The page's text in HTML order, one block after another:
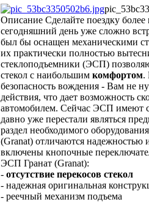
Описание Сделайте поездку
сегодняшний день уже сложно
был бы оснащен механическими
их практически полностью
стеклоподъемники (ЭСП)
стекол с наибольшим комфортом.
безопасность вождения - Вам не
действия, что дает возможность
автомобилем. Сейчас ЭСП имеют
давно уже перестали являться
раздел необходимого
(Granat) отличаются надежностью
включены кнопочные
ЭСП Гранат (Granat):
- отсутствие перекосов стекол
- надежная оригинальная
- реечный механизм подъема